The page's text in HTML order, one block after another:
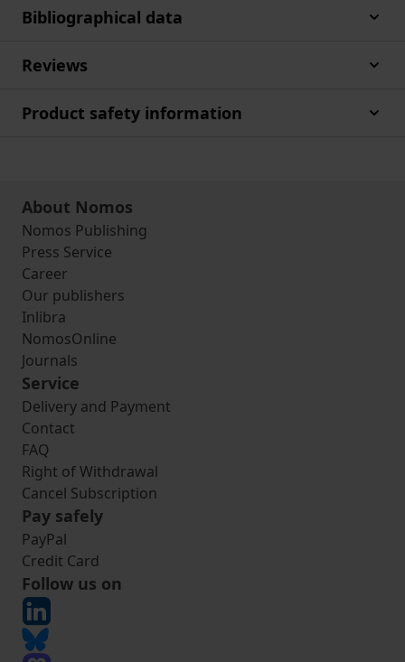
Bibliographical data
Reviews
Product safety information
About Nomos
Nomos Publishing
Press Service
Career
Our publishers
Inlibra
NomosOnline
Journals
Service
Delivery and Payment
Contact
FAQ
Right of Withdrawal
Cancel Subscription
Pay safely
PayPal
Credit Card
Follow us on